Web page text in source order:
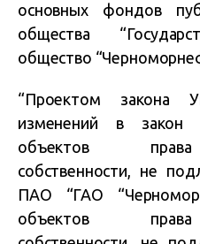
основных фондов
общества
общество
“Проектом закона
изменений в закон
объектов права
собственности, не
ПАО “ГАО
объектов права